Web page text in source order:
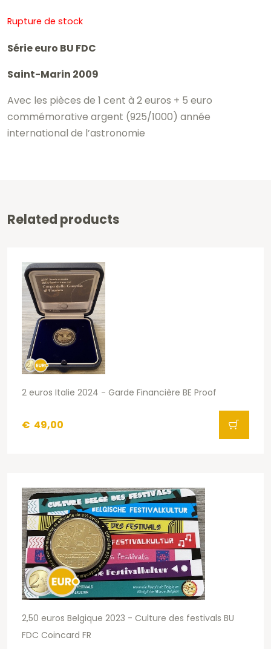
Rupture de stock
Série euro BU FDC
Saint-Marin 2009
Avec les pièces de 1 cent à 2 euros + 5 euro
commémorative argent (925/1000) année
international de l’astronomie
Related products
2 euros Italie 2024 - Garde Financière BE Proof
€ 49,00
2,50 euros Belgique 2023 - Culture des festivals BU
FDC Coincard FR